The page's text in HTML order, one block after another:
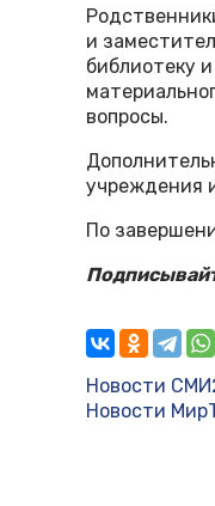
и
библиотеку
вопросы.
учреждения
По
Новости
Новости